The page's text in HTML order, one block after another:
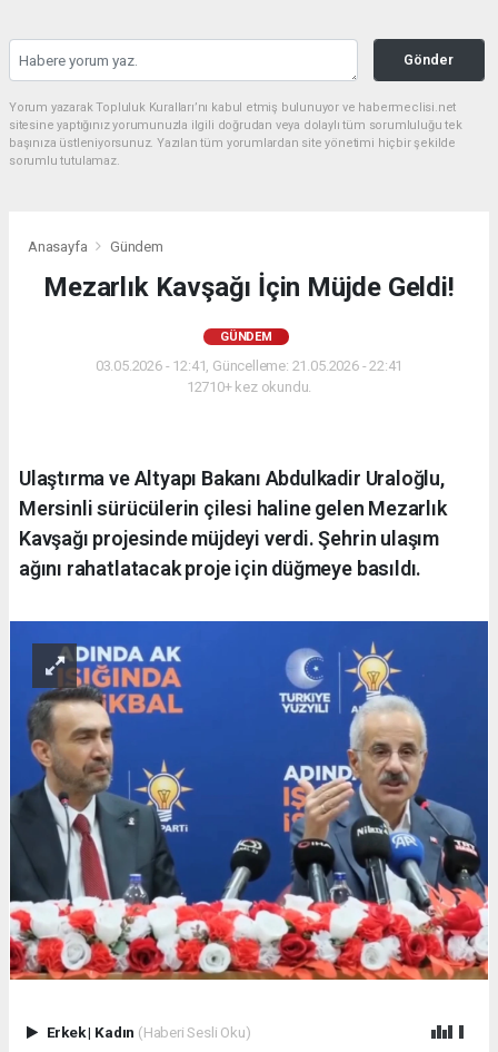
Gönder
Yorum yazarak Topluluk Kuralları’nı kabul etmiş bulunuyor ve habermeclisi.net
sitesine yaptığınız yorumunuzla ilgili doğrudan veya dolaylı tüm sorumluluğu tek
başınıza üstleniyorsunuz. Yazılan tüm yorumlardan site yönetimi hiçbir şekilde
sorumlu tutulamaz.
Anasayfa Gündem
Mezarlık Kavşağı İçin Müjde Geldi!
GÜNDEM
03.05.2026 - 12:41, Güncelleme: 21.05.2026 - 22:41
12710+ kez okundu.
Ulaştırma ve Altyapı Bakanı Abdulkadir Uraloğlu,
Mersinli sürücülerin çilesi haline gelen Mezarlık
Kavşağı projesinde müjdeyi verdi. Şehrin ulaşım
ağını rahatlatacak proje için düğmeye basıldı.
Erkek| Kadın (Haberi Sesli Oku)